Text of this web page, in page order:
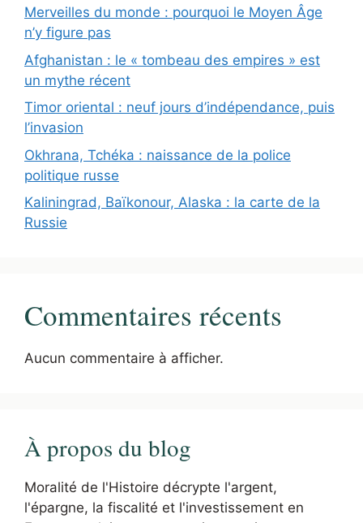
Merveilles du monde : pourquoi le Moyen Âge
n’y figure pas
Afghanistan : le « tombeau des empires » est
un mythe récent
Timor oriental : neuf jours d’indépendance, puis
l’invasion
Okhrana, Tchéka : naissance de la police
politique russe
Kaliningrad, Baïkonour, Alaska : la carte de la
Russie
Commentaires récents
Aucun commentaire à afficher.
À propos du blog
Moralité de l'Histoire décrypte l'argent,
l'épargne, la fiscalité et l'investissement en